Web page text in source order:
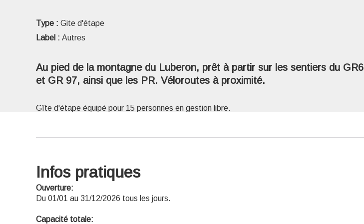
Type : Gite d'étape
Label : Autres
Au pied de la montagne du Luberon, prêt à partir sur les sentiers du GR6
et GR 97, ainsi que les PR. Véloroutes à proximité.
Gîte d'étape équipé pour 15 personnes en gestion libre.
Infos pratiques
Ouverture:
Du 01/01 au 31/12/2026 tous les jours.
Capacité totale: